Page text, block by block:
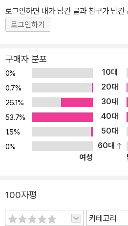
로그인하면 내가 남긴 글과 친구가 남긴
로그인하기
구매자 분포
0% 10대
0.7%
20대
26.1%
30대
53.7%
40대
1.5%
50대
0%
60대
여성
100자평
카테고리